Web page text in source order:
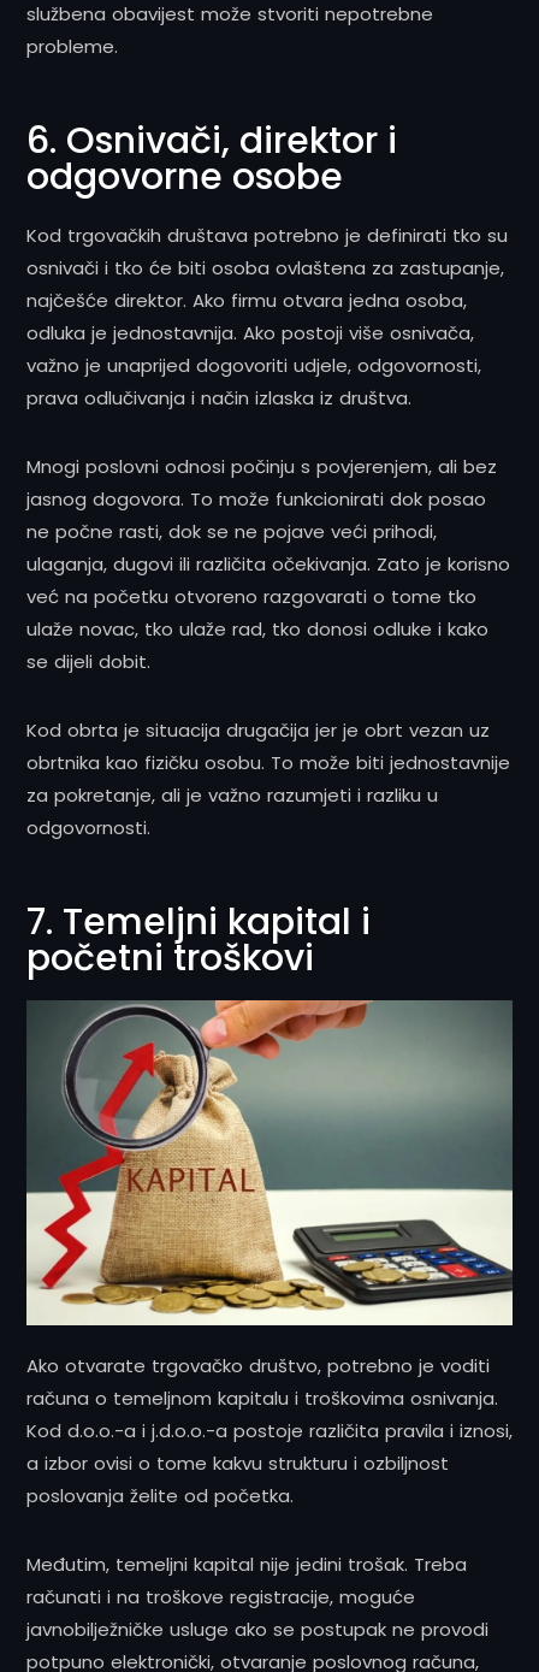
službena obavijest može stvoriti nepotrebne
probleme.
6. Osnivači, direktor i
odgovorne osobe
Kod trgovačkih društava potrebno je definirati tko su
osnivači i tko će biti osoba ovlaštena za zastupanje,
najčešće direktor. Ako firmu otvara jedna osoba,
odluka je jednostavnija. Ako postoji više osnivača,
važno je unaprijed dogovoriti udjele, odgovornosti,
prava odlučivanja i način izlaska iz društva.
Mnogi poslovni odnosi počinju s povjerenjem, ali bez
jasnog dogovora. To može funkcionirati dok posao
ne počne rasti, dok se ne pojave veći prihodi,
ulaganja, dugovi ili različita očekivanja. Zato je korisno
već na početku otvoreno razgovarati o tome tko
ulaže novac, tko ulaže rad, tko donosi odluke i kako
se dijeli dobit.
Kod obrta je situacija drugačija jer je obrt vezan uz
obrtnika kao fizičku osobu. To može biti jednostavnije
za pokretanje, ali je važno razumjeti i razliku u
odgovornosti.
7. Temeljni kapital i
početni troškovi
Ako otvarate trgovačko društvo, potrebno je voditi
računa o temeljnom kapitalu i troškovima osnivanja.
Kod d.o.o.-a i j.d.o.o.-a postoje različita pravila i iznosi,
a izbor ovisi o tome kakvu strukturu i ozbiljnost
poslovanja želite od početka.
Međutim, temeljni kapital nije jedini trošak. Treba
računati i na troškove registracije, moguće
javnobilježničke usluge ako se postupak ne provodi
potpuno elektronički, otvaranje poslovnog računa,